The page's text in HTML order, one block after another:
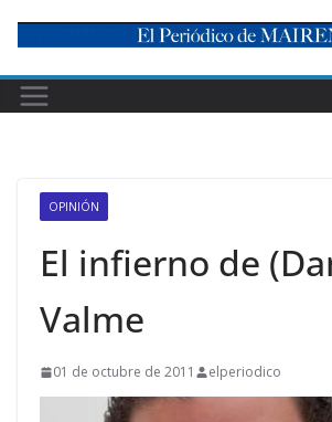
content
OPINIÓN
El infierno de
Valme
01 de octubre de 2011 elperiodico